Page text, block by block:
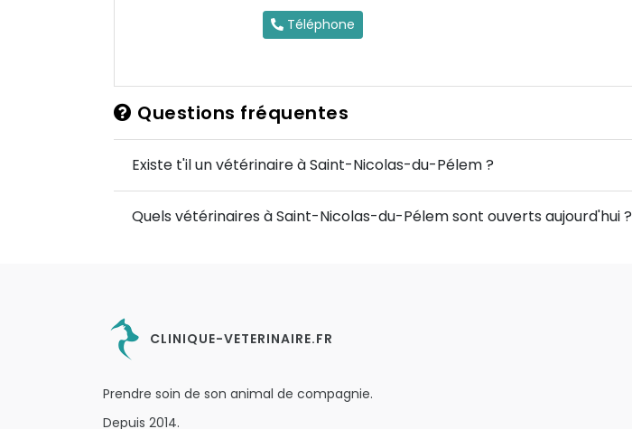
Téléphone
Questions fréquentes
Existe t'il un vétérinaire à Saint-Nicolas-du-Pélem ?
Quels vétérinaires à Saint-Nicolas-du-Pélem sont ouverts aujourd'hui ?
CLINIQUE-VETERINAIRE.FR
Prendre soin de son animal de compagnie.
Depuis 2014.